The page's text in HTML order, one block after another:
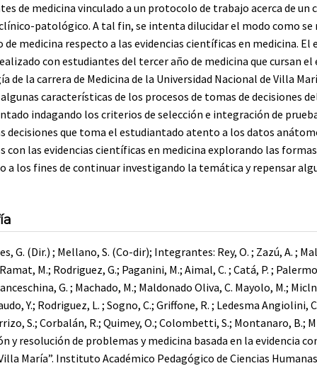
de medicina vinculado a un protocolo de trabajo acerca de un
patológico. A tal fin, se intenta dilucidar el modo como
de medicina respecto a las evidencias científicas en medicina.
con estudiantes del tercer año de medicina que cursan
de la carrera de Medicina de la Universidad Nacional de Villa
características de los procesos de tomas de decisiones
indagando los criterios de selección e integración de
decisiones que toma el estudiantado atento a los datos
con las evidencias científicas en medicina explorando las
a los fines de continuar investigando la temática y repensar
G. (Dir.) ; Mellano, S. (Co-dir); Integrantes: Rey, O. ; Zazú, A. ;
M.; Rodriguez, G.; Paganini, M.; Aimal, C. ; Catá, P. ;
G. ; Machado, M.; Maldonado Oliva, C. Mayolo, M.;
Y.; Rodriguez, L. ; Sogno, C.; Griffone, R. ; Ledesma Angiolini,
S.; Corbalán, R.; Quimey, O.; Colombetti, S.; Montanaro,
y resolución de problemas y medicina basada en la evidencia
María”. Instituto Académico Pedagógico de Ciencias